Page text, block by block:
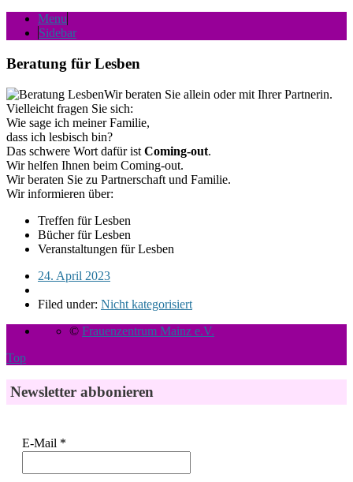
Menu
Sidebar
Beratung für Lesben
Wir beraten Sie allein oder mit Ihrer Partnerin.
Vielleicht fragen Sie sich:
Wie sage ich meiner Familie,
dass ich lesbisch bin?
Das schwere Wort dafür ist Coming-out.
Wir helfen Ihnen beim Coming-out.
Wir beraten Sie zu Partnerschaft und Familie.
Wir informieren über:
Treffen für Lesben
Bücher für Lesben
Veranstaltungen für Lesben
24. April 2023
Filed under: Nicht kategorisiert
© Frauenzentrum Mainz e.V.
Top
Newsletter abbonieren
E-Mail *